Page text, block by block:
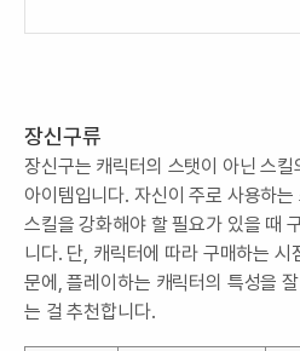
장신구류
장신구는 캐릭터의 스탯이 아닌 스
아이템입니다. 자신이 주로 사용하
스킬을 강화해야 할 필요가 있을 때
니다. 단, 캐릭터에 따라 구매하는 시
문에, 플레이하는 캐릭터의 특성을
는 걸 추천합니다.